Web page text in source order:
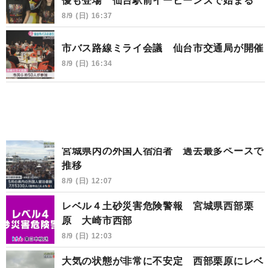
8/9 (日) 16:37
市バス路線ミライ会議 仙台市交通局が開催
8/9 (日) 16:34
宮城県内の外国人宿泊者 過去最多ペースで
推移
8/9 (日) 12:07
レベル４土砂災害危険警報 宮城県西部栗
原 大崎市西部
8/9 (日) 12:03
大気の状態が非常に不安定 西部栗原にレベ